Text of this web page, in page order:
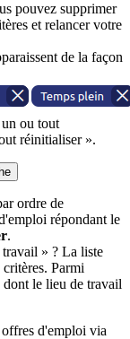
pouvez supprimer
et relancer votre
de la façon
ou tout
réinitialiser ».
ordre de
répondant le
.
» ? La liste
Parmi
dont le lieu de travail
d'emploi via